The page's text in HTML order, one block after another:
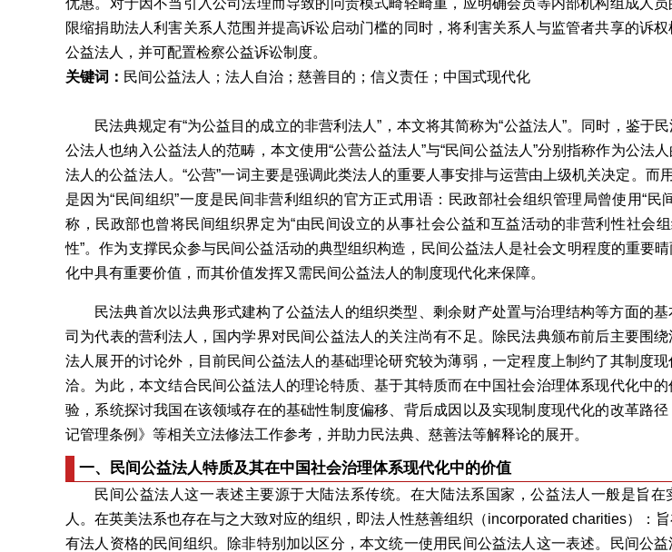
优惠。对于因不当引入公司法理而导致的问责模式畸轻畸重，应明确会员等内部机构组成人
限缩捐助法人利害关系人范围并提高诉讼启动门槛的同时，将利害关系人与监管者共享的诉
公益法人，并可配置检察公益诉讼制度。
关键词： 民间公益法人；法人自治；慈善目的；信义责任；中国式现代化
民法典规定有“为公益目的成立的非营利法人”，本文将其简称为“公益法人”。同时，鉴于
公法人也纳入公益法人的范畴，本文使用“公营公益法人”与“民间公益法人”分别指称作为公法
法人的公益法人。“公营”一词主要是强调此类法人的重要人事安排与运营由上级机关决定。而
是因为“民间组织”一度是民间非营利组织的官方正式用语：民政部社会组织管理局曾使用“民
称，民政部也曾将民间组织界定为“由民间设立的从事社会公益和互益活动的非营利性社会组
性”。作为支撑民众参与民间公益活动的典型组织构造，民间公益法人是社会文明程度的重要
化中具有重要价值，而其价值发挥又需民间公益法人的制度现代化来保障。
民法典首次以法典形式建构了公益法人的组织类型、剩余财产处置与治理结构等方面的
司为代表的营利法人，国内学界对民间公益法人的关注尚有不足。除民法典颁布前后主要围绕
法人展开的讨论外，目前民间公益法人的基础理论研究较为薄弱，一定程度上制约了其制度
洽。为此，本文结合民间公益法人的理论特质、基于其特质而在中国社会治理体系现代化中
验，系统探讨我国在该领域存在的基础性制度偏移、背后成因以及实现制度现代化的改革路
记管理条例》等相关立法修法工作参考，并助力民法典、慈善法等解释论的展开。
一、 民间公益法人特质及其在中国社会治理体系现代化中的价值
民间公益法人这一表述主要源于大陆法系传统。在大陆法系国家，公益法人一般是旨在
人。在英美法系也存在与之大致对应的组织，即法人性慈善组织（incorporated charities）：
有法人资格的民间组织。除非特别加以区分，本文统一使用民间公益法人这一表述。民间公